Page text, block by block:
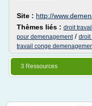
Site : http://
Thèmes liés : droit
pour demenagement/ droit
travail conge
3 Ressources